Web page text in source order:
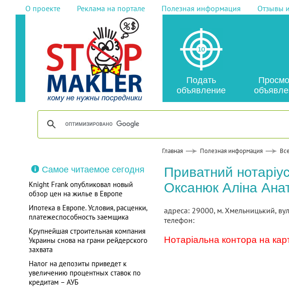
О проекте Реклама на портале Полезная информация Отзывы
Подать
объявление
Главная Полезная информация
Самое читаемое сегодня
Knight Frank опубликовал новый
обзор цен на жилье в Европе
Ипотека в Европе. Условия, расценки,
платежеспособность заемщика
Крупнейшая строительная компания
Украины снова на грани рейдерского
захвата
Налог на депозиты приведет к
увеличению процентных ставок по
кредитам – АУБ
Приватний
Оксанюк Аліна
адреса: 29000, м. Хмельницький,
телефон:
Нотаріальна контора на